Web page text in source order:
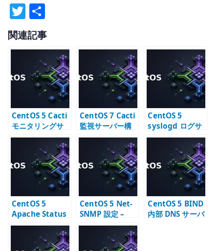
T
w
it
te
r
有
関連記事
CentOS 5 Cacti
モニタリングサ
ーバー構築 –
RRDtool と
SNMP 監視
CentOS 7 Cacti
監視サーバー構
築 – リソースグ
ラフ監視の基本
CentOS 5
syslogd ログサ
ーバー構築 –
syslog の受信と
CentOS 5
Apache Status
の確認 –
mod_status で
稼働状態を見る
CentOS 5 Net-
SNMP 設定 –
snmpd と監視項
目の基本
CentOS 5 BIND
内部 DNS サーバ